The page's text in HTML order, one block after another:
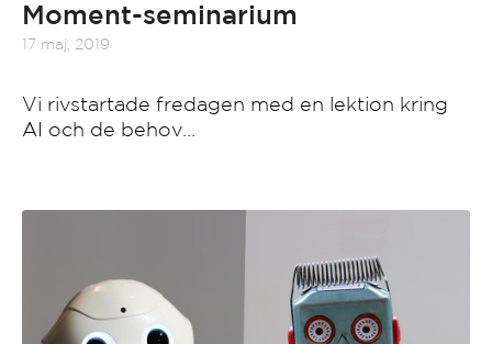
Moment-seminarium
17 maj, 2019
Vi rivstartade fredagen med en lektion kring
AI och de behov…